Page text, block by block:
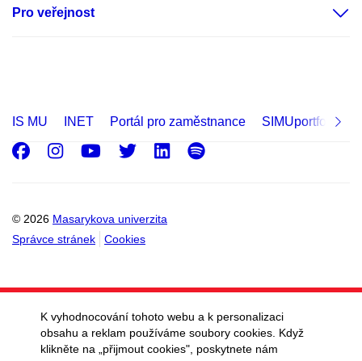
Pro veřejnost
IS MU INET Portál pro zaměstnance SIMUportfolio
© 2026 Masarykova univerzita
Správce stránek
Cookies
Facebook
Instagram
Youtube
Twitter
LinkedIn
Spotify
K vyhodnocování tohoto webu a k personalizaci
obsahu a reklam používáme soubory cookies. Když
klikněte na „přijmout cookies", poskytnete nám